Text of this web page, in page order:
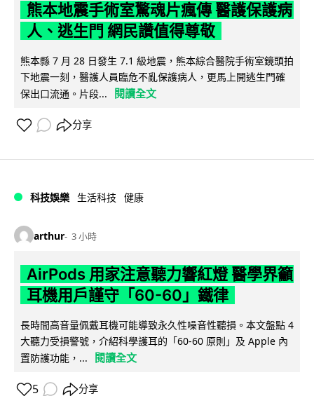
熊本地震手術室驚魂片瘋傳 醫護保護病
人、逃生門 網民讚值得尊敬
熊本縣 7 月 28 日發生 7.1 級地震，熊本綜合醫院手術室鏡頭拍
下地震一刻，醫護人員臨危不亂保護病人，更馬上開逃生門確
保出口流通。片段...
閱讀全文
分享
科技娛樂 生活科技 健康
arthur 3 小時
AirPods 用家注意聽力響紅燈 醫學界籲
耳機用戶謹守「60-60」鐵律
長時間高音量佩戴耳機可能導致永久性噪音性聽損。本文盤點 4
大聽力受損警號，介紹科學護耳的「60-60 原則」及 Apple 內
置防護功能，...
閱讀全文
5 分享